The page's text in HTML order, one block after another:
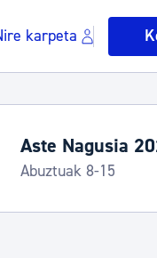
karpeta
Tren
artean
Uztailaren